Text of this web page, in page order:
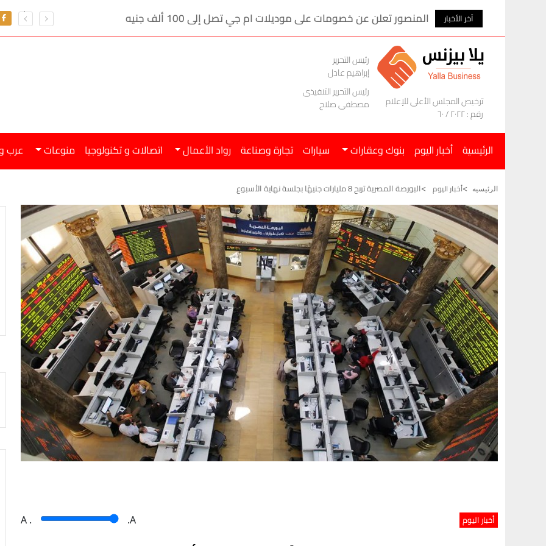
آخر الأخبار المنصور تعلن عن خصومات على موديلات ام جي تصل إلى 100 ألف جنيه
ترخيص المجلس الأعلى للإعلام
رقم : ٢٠٢٢ / ٦٠
رئيس التحرير
إبراهيم عادل
رئيس التحرير التنفيذى
مصطفى صلاح
الرئيسية أخبار اليوم بنوك وعقارات سيارات تجارة وصناعة رواد الأعمال اتصالات و تكنولوجيا منوعات عرب
الرئيسيه أخبار اليوم البورصة المصرية تربح 8 مليارات جنيهًا بجلسة نهاية الأسبوع
أخبار اليوم A . .A